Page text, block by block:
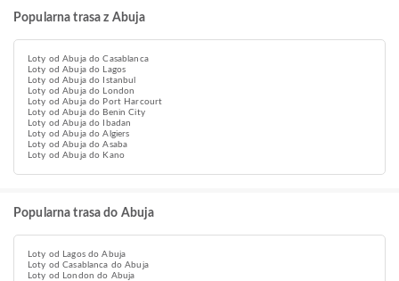
Popularna trasa z Abuja
Loty od Abuja do Casablanca
Loty od Abuja do Lagos
Loty od Abuja do Istanbul
Loty od Abuja do London
Loty od Abuja do Port Harcourt
Loty od Abuja do Benin City
Loty od Abuja do Ibadan
Loty od Abuja do Algiers
Loty od Abuja do Asaba
Loty od Abuja do Kano
Popularna trasa do Abuja
Loty od Lagos do Abuja
Loty od Casablanca do Abuja
Loty od London do Abuja